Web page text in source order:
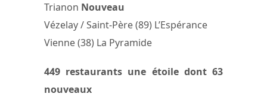
Trianon Nouveau
Vézelay / Saint-Père (89) L’Espérance
Vienne (38) La Pyramide
449 restaurants une étoile dont 63
nouveaux